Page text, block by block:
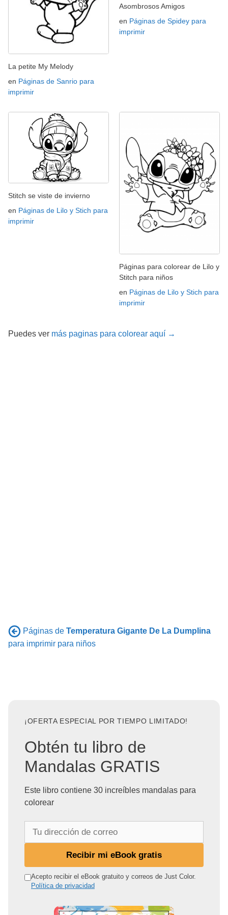
La petite My Melody
en Páginas de Sanrio para
imprimir
Asombrosos Amigos
en Páginas de Spidey para
imprimir
Stitch se viste de invierno
en Páginas de Lilo y Stich para
imprimir
Páginas para colorear de Lilo y
Stitch para niños
en Páginas de Lilo y Stich para
imprimir
Puedes ver más paginas para colorear aquí →
Páginas de Temperatura Gigante De La Dumplina
para imprimir para niños
¡OFERTA ESPECIAL POR TIEMPO LIMITADO!
Obtén tu libro de
Mandalas GRATIS
Este libro contiene 30 increíbles mandalas para
colorear
r
Recibir mi eBook gratis
Acepto recibir el eBook gratuito y correos de Just Color.
Política de privacidad